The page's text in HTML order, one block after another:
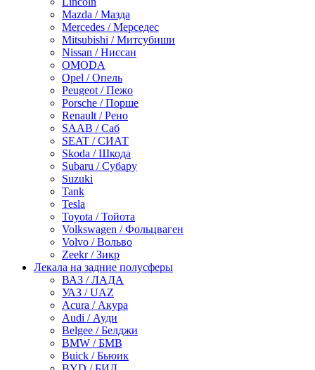
Mazda / Мазда
Mercedes / Мерседес
Mitsubishi / Митсубиши
Nissan / Ниссан
OMODA
Opel / Опель
Peugeot / Пежо
Porsche / Порше
Renault / Рено
SAAB / Саб
SEAT / СИАТ
Skoda / Шкода
Subaru / Субару
Suzuki
Tank
Tesla
Toyota / Тойота
Volkswagen / Фольцваген
Volvo / Вольво
Zeekr / Зикр
Лекала на задние полусферы
ВАЗ / ЛАДА
УАЗ / UAZ
Acura / Акура
Audi / Ауди
Belgee / Белджи
BMW / БМВ
Buick / Бьюик